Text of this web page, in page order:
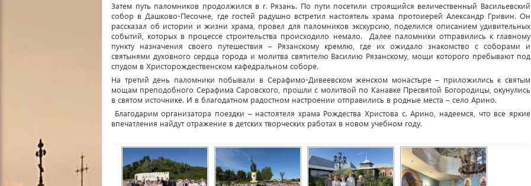
Затем путь паломников продолжился в г. Рязань. По пути посетили строящийся величественный Васильевский
собор в Дашково-Песочне, где гостей радушно встретил настоятель храма протоиерей Александр Гривин. Он
рассказал об истории и жизни храма, провел для паломников экскурсию, поделился описанием удивительных
событий, которых в процессе строительства происходило немало. Далее паломники отправились к главному
пункту назначения своего путешествия – Рязанскому кремлю, где их ожидало знакомство с соборами и
святынями духовного сердца города и молитва святителю Василию Рязанскому, мощи которого пребывают под
спудом в Христорождественском кафедральном соборе.
На третий день паломники побывали в Серафимо-Дивеевском женском монастыре – приложились к святым
мощам преподобного Серафима Саровского, прошли с молитвой по Канавке Пресвятой Богородицы, окунулись
в святом источнике. И в благодатном радостном настроении отправились в родные места – село Арино.
Благодарим организатора поездки – настоятеля храма Рождества Христова с. Арино, надеемся, что все яркие
впечатления найдут отражение в детских творческих работах в новом учебном году.